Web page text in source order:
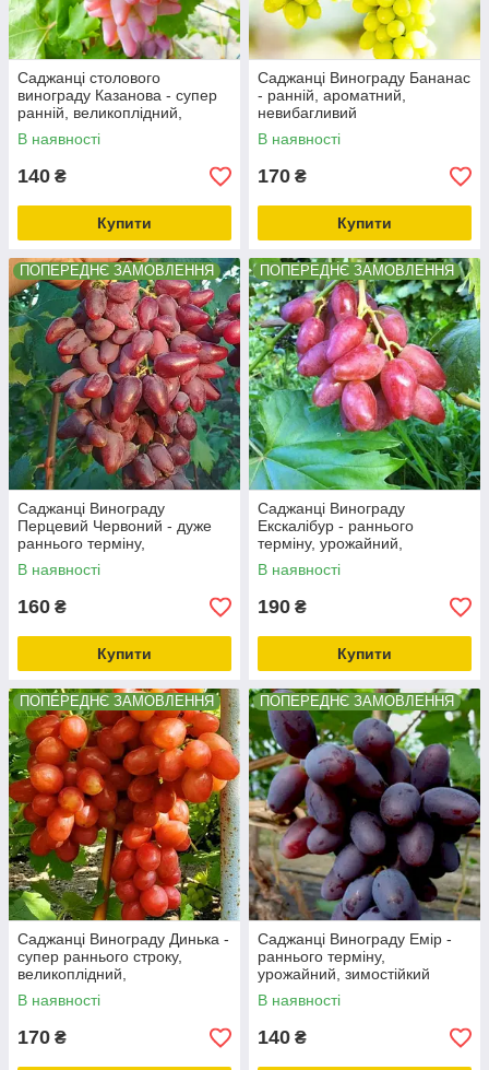
Саджанці столового
винограду Казанова - супер
ранній, великоплідний,
мускатний
В наявності
140 ₴
Купити
Саджанці Винограду Бананас
- ранній, ароматний,
невибагливий
В наявності
170 ₴
Купити
ПОПЕРЕДНЄ ЗАМОВЛЕННЯ
Саджанці Винограду
Перцевий Червоний - дуже
раннього терміну,
великоплідний,
морозостійкий
В наявності
160 ₴
Купити
ПОПЕРЕДНЄ ЗАМОВЛЕННЯ
Саджанці Винограду
Екскалібур - раннього
терміну, урожайний,
зимостійкий
В наявності
190 ₴
Купити
ПОПЕРЕДНЄ ЗАМОВЛЕННЯ
Саджанці Винограду Динька -
супер раннього строку,
великоплідний,
морозостійкий
В наявності
170 ₴
ПОПЕРЕДНЄ ЗАМОВЛЕННЯ
Саджанці Винограду Емір -
раннього терміну,
урожайний, зимостійкий
В наявності
140 ₴